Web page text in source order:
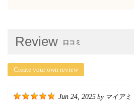
Review 口コミ
Create your own review
Jun 24, 2025 by マイアミ